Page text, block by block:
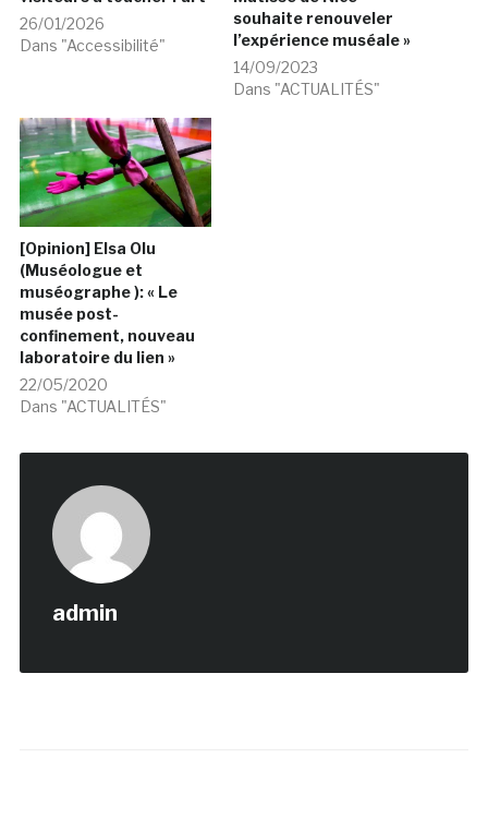
26/01/2026
Dans "Accessibilité"
souhaite renouveler
l’expérience muséale »
14/09/2023
Dans "ACTUALITÉS"
[Opinion] Elsa Olu
(Muséologue et
muséographe ): « Le
musée post-
confinement, nouveau
laboratoire du lien »
22/05/2020
Dans "ACTUALITÉS"
admin